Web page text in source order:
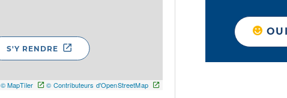
© MapTiler © Contributeurs d'OpenStreetMap
S'Y RENDRE
OUI